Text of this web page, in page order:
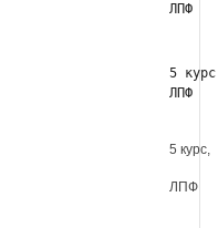
ЛПФ
5
ЛПФ
5 курс,
ЛПФ